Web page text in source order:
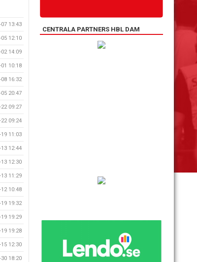
07 13:43
05 12:10
02 14:09
01 10:18
08 16:32
05 20:47
22 09:27
22 09:24
19 11:03
13 12:44
13 12:30
13 11:29
12 10:48
19 19:32
19 19:29
19 19:28
15 12:30
30 18:20
CENTRALA PARTNERS HBL DAM